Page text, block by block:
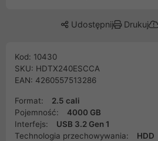
Udostępnij Drukuj
Kod: 10430
SKU: HDTX240ESCCA
EAN: 4260557513286
Format:
2.5 cali
Pojemność:
4000 GB
Interfejs:
USB 3.2 Gen 1
Technologia przechowywania:
HDD